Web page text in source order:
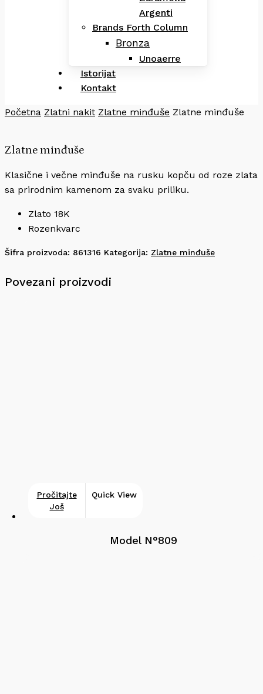
Argenti
Brands Forth Column
Bronza
Unoaerre
Istorijat
Kontakt
Početna Zlatni nakit Zlatne minđuše Zlatne minđuše
Zlatne minđuše
Klasične i večne minđuše na rusku kopču od roze zlata
sa prirodnim kamenom za svaku priliku.
Zlato 18K
Rozenkvarc
Šifra proizvoda: 861316 Kategorija: Zlatne minđuše
Povezani proizvodi
Pročitajte
Još
Quick View
Model N°809